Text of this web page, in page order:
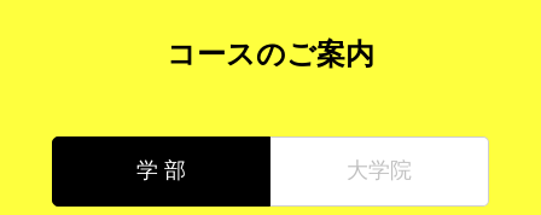
コースのご案内
学 部 大学院